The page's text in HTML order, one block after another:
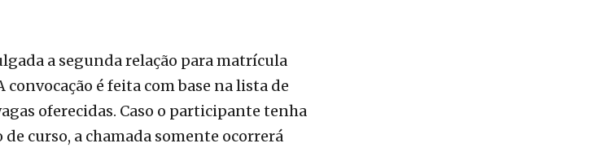
a segunda relação para matrícula
oferecidas. Caso o participante tenha
curso, a chamada somente ocorrerá
os candidatos aptos em primeira opção.